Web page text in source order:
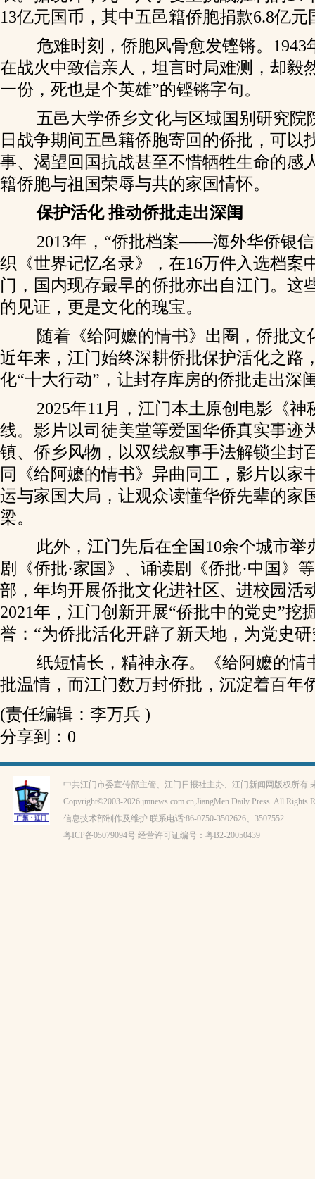
13亿元国币，其中五邑籍侨胞捐款6.8亿
危难时刻，侨胞风骨愈发铿锵。1943
在战火中致信亲人，坦言时局难测，却毅
一份，死也是个英雄”的铿锵字句。
五邑大学侨乡文化与区域国别研究院
日战争期间五邑籍侨胞寄回的侨批，可以
事、渴望回国抗战甚至不惜牺牲生命的感
籍侨胞与祖国荣辱与共的家国情怀。
保护活化 推动侨批走出深闺
2013年，“侨批档案——海外华侨银信
织《世界记忆名录》，在16万件入选档案
门，国内现存最早的侨批亦出自江门。这
的见证，更是文化的瑰宝。
随着《给阿嬷的情书》出圈，侨批文
近年来，江门始终深耕侨批保护活化之路
化“十大行动”，让封存库房的侨批走出深
2025年11月，江门本土原创电影《神
线。影片以司徒美堂等爱国华侨真实事迹
镇、侨乡风物，以双线叙事手法解锁尘封
同《给阿嬷的情书》异曲同工，影片以家
运与家国大局，让观众读懂华侨先辈的家
梁。
此外，江门先后在全国10余个城市举
剧《侨批·家国》、诵读剧《侨批·中国》
部，年均开展侨批文化进社区、进校园活
2021年，江门创新开展“侨批中的党史”挖
誉：“为侨批活化开辟了新天地，为党史
纸短情长，精神永存。《给阿嬷的情
批温情，而江门数万封侨批，沉淀着百年
(责任编辑：李万兵 )
分享到： 0
中共江门市委宣传部主管、江门日报社主办、江门新闻网版权所有
Copyright©2003-2026 jmnews.com.cn,JiangMen Daily Press. All Rights
信息技术部制作及维护 联系电话:86-0750-3502626、3507552
粤ICP备05079094号 经营许可证编号： 粤B2-20050439